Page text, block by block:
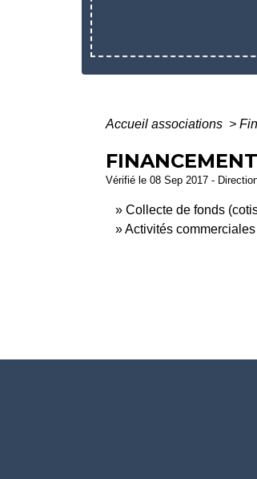
Accueil associations >
Vérifié le 08 Sep 2017 -
Collecte de fonds
Activités